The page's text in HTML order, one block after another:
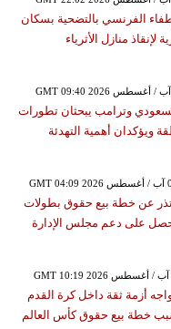
الفرنسي بالتضحية بسكان
لإنقاذ منازل الأثرياء
وترامب يبحثان تطورات
ويؤكدان أهمية التهدئة
عن خطة بيع حقوق بطولات
على دعم مجلس الإدارة
يواجه أزمة ثقة داخل كرة القدم
خطة بيع حقوق كأس العالم